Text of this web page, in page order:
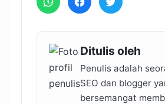
Ditulis oleh
Penulis adalah
SEO dan blogger
bersemangat